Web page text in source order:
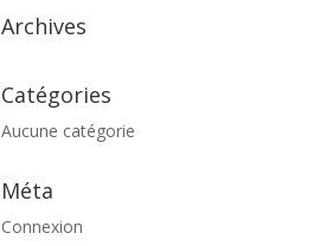
Archives
Catégories
Aucune catégorie
Méta
Connexion